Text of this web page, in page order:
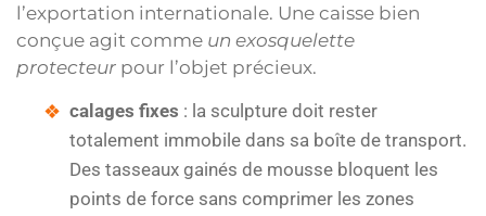
l’exportation internationale. Une caisse bien
conçue agit comme un exosquelette
protecteur pour l’objet précieux.
calages fixes : la sculpture doit rester
totalement immobile dans sa boîte de transport.
Des tasseaux gainés de mousse bloquent les
points de force sans comprimer les zones